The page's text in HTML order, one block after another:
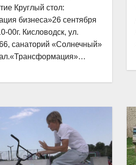
Круглый стол:
бизнеса»26 сентября
00г. Кисловодск, ул.
санаторий «Солнечный»